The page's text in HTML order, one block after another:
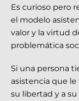
Es curioso pero
el modelo
valor y la virtud
problemática
Si una persona
asistencia que le
su libertad y a